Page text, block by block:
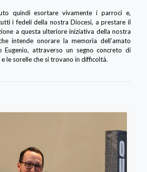
quindi esortare vivamente i parroci e,
i fedeli della nostra Diocesi, a prestare il
a questa ulteriore iniziativa della nostra
intende onorare la memoria dell’amato
Eugenio, attraverso un segno concreto di
le sorelle che si trovano in difficoltà.